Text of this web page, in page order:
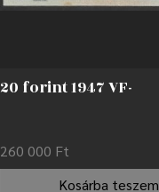
20 forint 1947 VF-
260 000 Ft
Kosárba teszem